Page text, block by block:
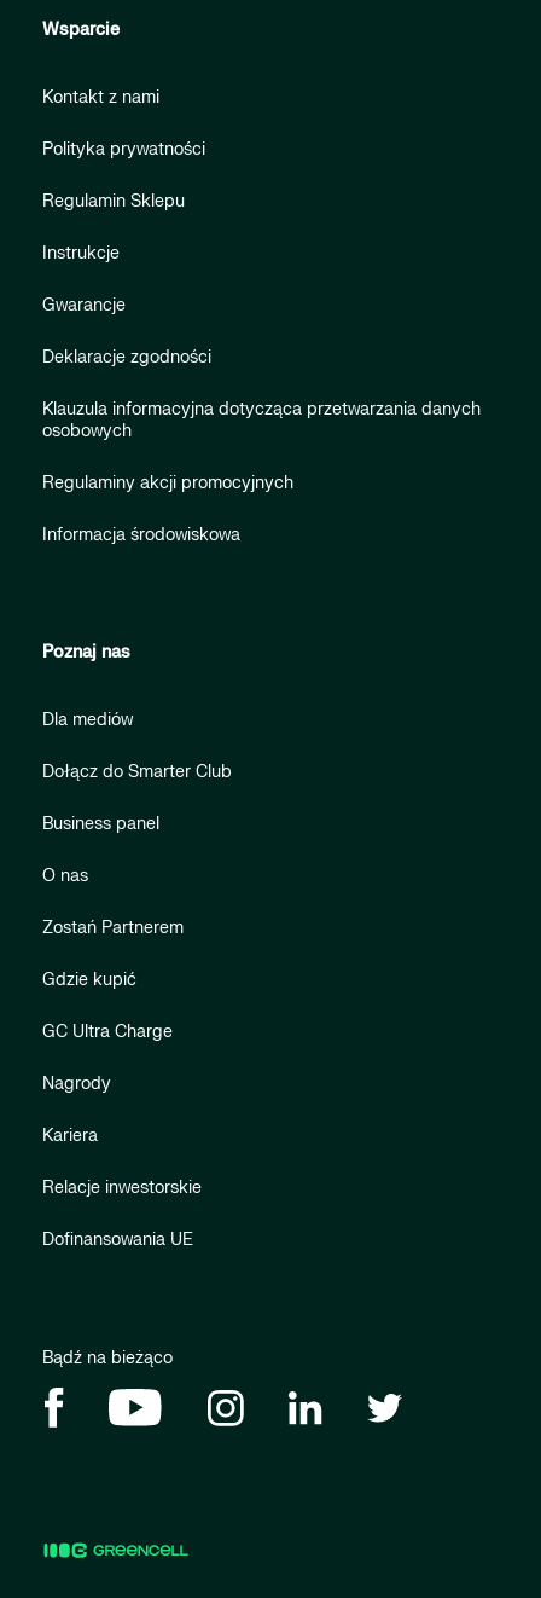
Wsparcie
Kontakt z nami
Polityka prywatności
Regulamin Sklepu
Instrukcje
Gwarancje
Deklaracje zgodności
Klauzula informacyjna dotycząca przetwarzania danych
osobowych
Regulaminy akcji promocyjnych
Informacja środowiskowa
Poznaj nas
Dla mediów
Dołącz do Smarter Club
Business panel
O nas
Zostań Partnerem
Gdzie kupić
GC Ultra Charge
Nagrody
Kariera
Relacje inwestorskie
Dofinansowania UE
Bądź na bieżąco